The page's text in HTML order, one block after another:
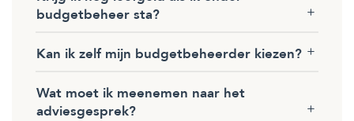
budgetbeheer sta?
Kan ik zelf mijn budgetbeheerder kiezen?
Wat moet ik meenemen naar het
adviesgesprek?